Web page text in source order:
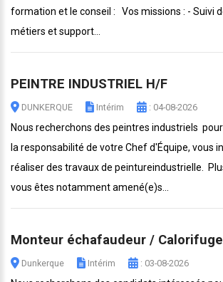
formation et le conseil : Vos missions : - Suivi
métiers et support...
PEINTRE INDUSTRIEL H/F
DUNKERQUE Intérim : 04-08-2026
Nous recherchons des peintres industriels
la responsabilité de votre Chef d'Équipe, vous
réaliser des travaux de peintureindustrielle.
vous êtes notamment amené(e)s...
Monteur échafaudeur /
Dunkerque Intérim : 03-08-2026